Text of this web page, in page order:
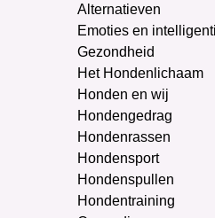
Alternatieven
Emoties en
Gezondheid
Het Hondenlichaam
Honden en wij
Hondengedrag
Hondenrassen
Hondensport
Hondenspullen
Hondentraining